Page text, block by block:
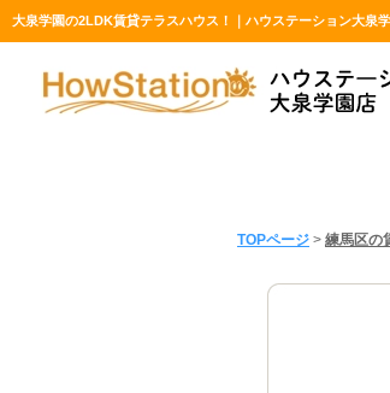
大泉学園の2LDK賃貸テラスハウス！｜ハウステーション大泉
TOPページ > 練馬区の